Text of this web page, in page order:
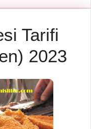
Tarifi
2023